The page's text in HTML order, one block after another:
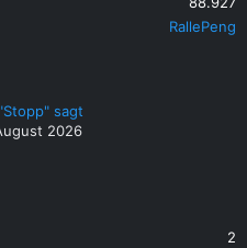
RallePeng
sagt
2026
2